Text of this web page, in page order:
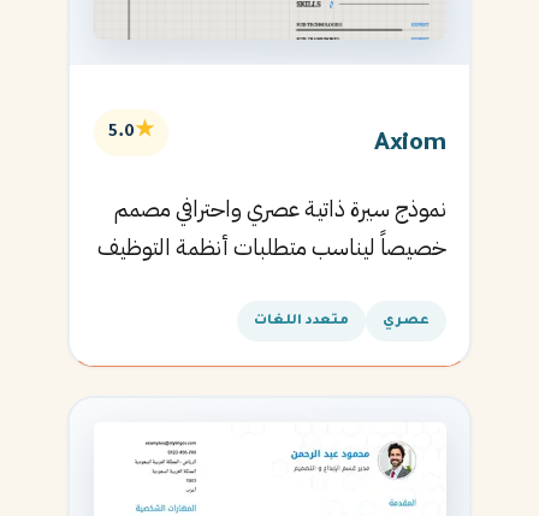
Axiom
★
5.0
نموذج سيرة ذاتية عصري واحترافي مصمم
خصيصاً ليناسب متطلبات أنظمة التوظيف
القادمة.
عصري متعدد اللغات